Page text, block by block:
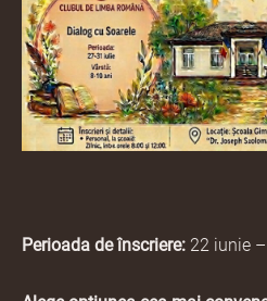
Perioada de înscriere: 22 iunie